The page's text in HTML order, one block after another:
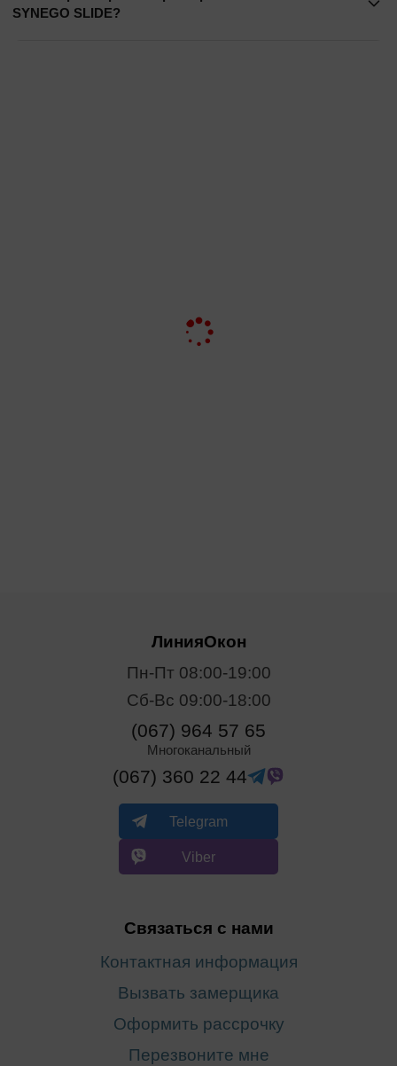
SYNEGO SLIDE?
ЛинияОкон
Пн-Пт 08:00-19:00
Сб-Вс 09:00-18:00
(067) 964 57 65
Многоканальный
(067) 360 22 44
Telegram
Viber
Связаться с нами
Контактная информация
Вызвать замерщика
Оформить рассрочку
Перезвоните мне